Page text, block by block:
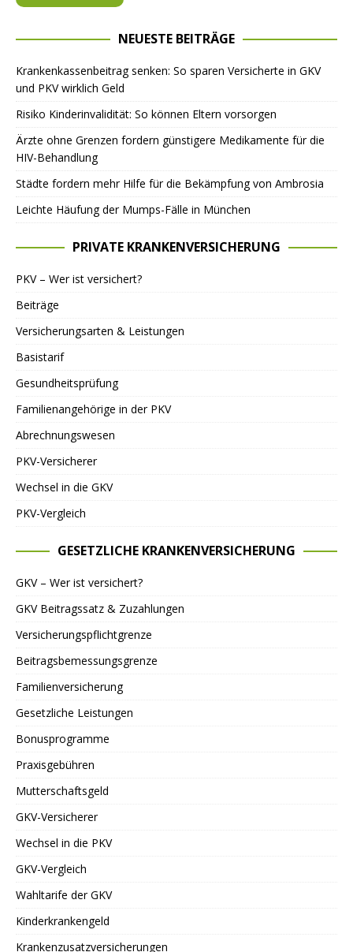
NEUESTE BEITRÄGE
Krankenkassenbeitrag senken: So sparen Versicherte in GKV
und PKV wirklich Geld
Risiko Kinderinvalidität: So können Eltern vorsorgen
Ärzte ohne Grenzen fordern günstigere Medikamente für die
HIV-Behandlung
Städte fordern mehr Hilfe für die Bekämpfung von Ambrosia
Leichte Häufung der Mumps-Fälle in München
PRIVATE KRANKENVERSICHERUNG
PKV – Wer ist versichert?
Beiträge
Versicherungsarten & Leistungen
Basistarif
Gesundheitsprüfung
Familienangehörige in der PKV
Abrechnungswesen
PKV-Versicherer
Wechsel in die GKV
PKV-Vergleich
GESETZLICHE KRANKENVERSICHERUNG
GKV – Wer ist versichert?
GKV Beitragssatz & Zuzahlungen
Versicherungspflichtgrenze
Beitragsbemessungsgrenze
Familienversicherung
Gesetzliche Leistungen
Bonusprogramme
Praxisgebühren
Mutterschaftsgeld
GKV-Versicherer
Wechsel in die PKV
GKV-Vergleich
Wahltarife der GKV
Kinderkrankengeld
Krankenzusatzversicherungen